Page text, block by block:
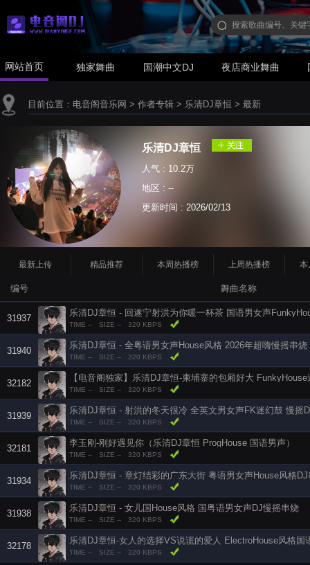
网站首页 独家舞曲 国潮中文DJ 夜店商业舞曲
目前位置： 电音阁音乐网 > 作者专辑 > 乐清DJ章恒 > 最新
乐清DJ章恒
人气 : 10.2万
地区 : --
更新时间 : 2026/02/13
最新上传 精品推荐 本周热播榜 上周热播榜 本
编号 舞曲名称
31937
乐清DJ章恒 - 回遂宁射洪为你暖一杯茶 国语男女声
TIME -- SIZE -- 320 KBPS
31940
乐清DJ章恒 - 全粤语男女声House风格 2026年超嗨慢摇串烧
TIME -- SIZE -- 320 KBPS
32182
【电音阁独家】乐清DJ章恒-柬埔寨的包厢好大
TIME -- SIZE -- 320 KBPS
31939
乐清DJ章恒 - 射洪的冬天很冷 全英文男女声FK迷幻鼓 慢摇
TIME -- SIZE -- 320 KBPS
32181
李玉刚-刚好遇见你（乐清DJ章恒 ProgHouse 国语男声）
TIME -- SIZE -- 320 KBPS
31934
乐清DJ章恒 - 章灯结彩的广东大街 粤语男女声House风格DJ
TIME -- SIZE -- 320 KBPS
31938
乐清DJ章恒 - 女儿国House风格 国粤语男女声DJ慢摇串烧
TIME -- SIZE -- 320 KBPS
32178
乐清DJ章恒-女人的选择VS说谎的爱人 ElectroHouse风格国
TIME -- SIZE -- 320 KBPS